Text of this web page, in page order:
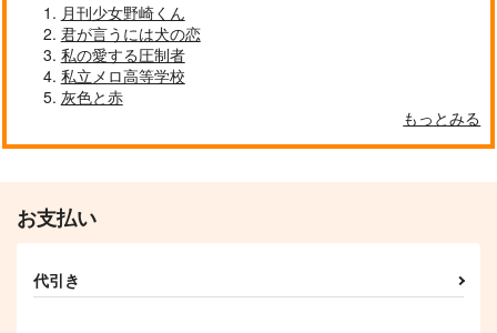
マッカチンと謎解きゲ
作品詳細
315円
ヴィクトル×勝生勇利
ョップ
472
ユーリ!!! on ICE
ヴィクトル×勝生勇利
サンプル
月刊少女野崎くん
君が言うには犬の恋
私の愛する圧制者
私立メロ高等学校
灰色と赤
もっとみる
お支払い
代引き